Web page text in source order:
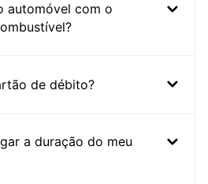
automóvel com o
de débito?
a duração do meu